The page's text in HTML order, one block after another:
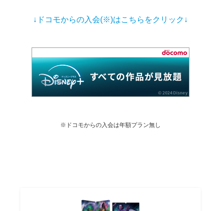
↓ドコモからの入会(※)はこちらをクリック↓
※ドコモからの入会は年額プラン無し